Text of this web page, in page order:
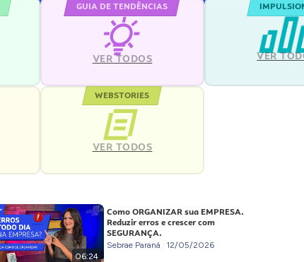
GUIA DE TENDÊNCIAS
VER TODOS VER
WEBSTORIES
VER TODOS
06:24
Como ORGANIZAR sua EMPRESA.
Reduzir erros e crescer com
SEGURANÇA.
Sebrae Paraná 12/05/2026